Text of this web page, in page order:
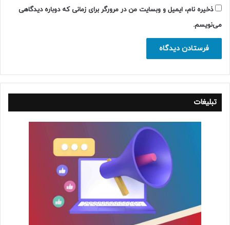
ذخیره نام، ایمیل و وبسایت من در مرورگر برای زمانی که دوباره دیدگاهی
می‌نویسم.
تبلیغات